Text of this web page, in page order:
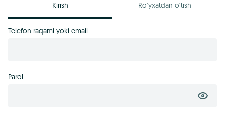
Kirish Ro‘yxatdan o‘tish
Telefon raqami yoki email
Parol